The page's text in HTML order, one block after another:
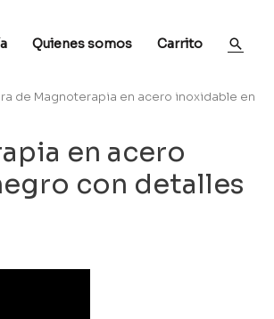
Quienes somos Carrito
de Magnoterapia en acero inoxidable en
en acero
con detalles